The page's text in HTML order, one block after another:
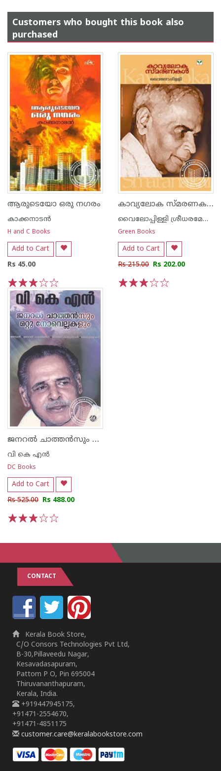
Customers who bought this book also
purchased
ആരുടെയോ ഒരു നഗരം
കാക്കനാടന്‍
H and C Books
Add to Cart
Rs 45.00
5
4
3
2
1
കാവ്യലോക സ്മരണകള്‍
വൈലോപ്പിള്ളി ശ്രീധരമേനോ‌ന്‍
Green Books
Add to Cart
Rs 215.00 Rs 202.00
ജനറല്‍ ചാത്തന്‍സും മറ്റു നോവെല്ലകളും
വി കെ എന്‍
DC Books
Add to Cart
Rs 525.00 Rs 488.00
CONTACT
Kerala Book Store,
C/O Consors Technologies Pvt Ltd,
B-30,Pillaveedu Nagar,
Kesavadasapuram,
Pattom P O, Pin 695004
Thiruvananthapuram,
Kerala, India.
+919447945175,
+91471-2554670,
+91471-4851175
customer.care@keralabookstore.com